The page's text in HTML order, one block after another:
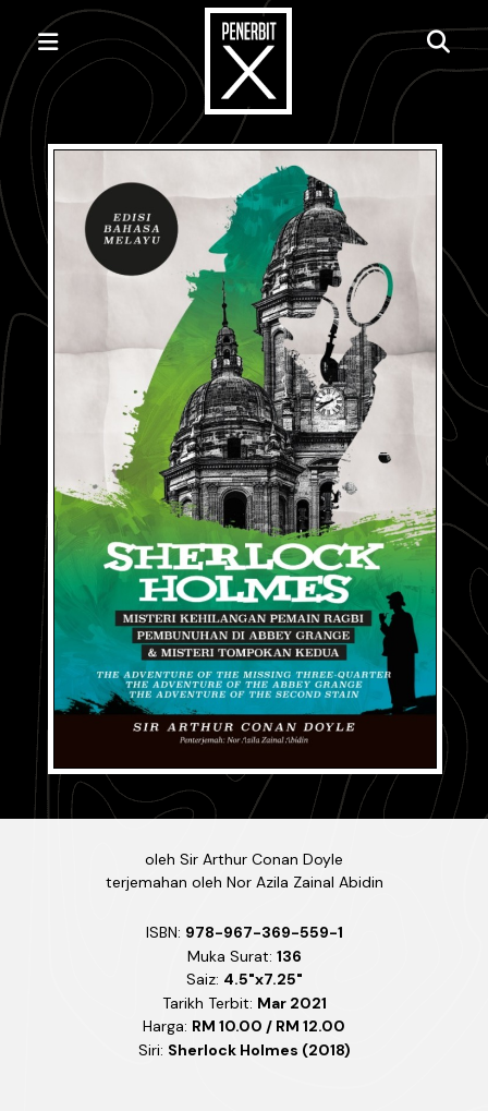
oleh Sir Arthur Conan Doyle
terjemahan oleh Nor Azila Zainal Abidin
ISBN: 978-967-369-559-1
Muka Surat: 136
Saiz: 4.5"x7.25"
Tarikh Terbit: Mar 2021
Harga: RM 10.00 / RM 12.00
Siri: Sherlock Holmes (2018)